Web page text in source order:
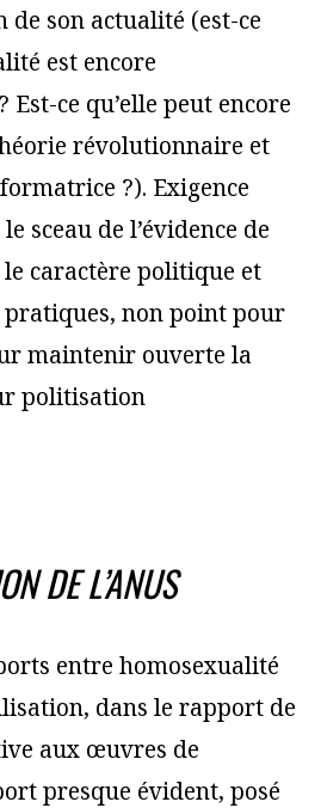
de son actualité (est-ce
est encore
ce qu’elle peut encore
révolutionnaire et
?). Exigence
sceau de l’évidence de
caractère politique et
pratiques, non point pour
maintenir ouverte la
politisation
DE L’ANUS
entre homosexualité
dans le rapport de
aux œuvres de
presque évident, posé